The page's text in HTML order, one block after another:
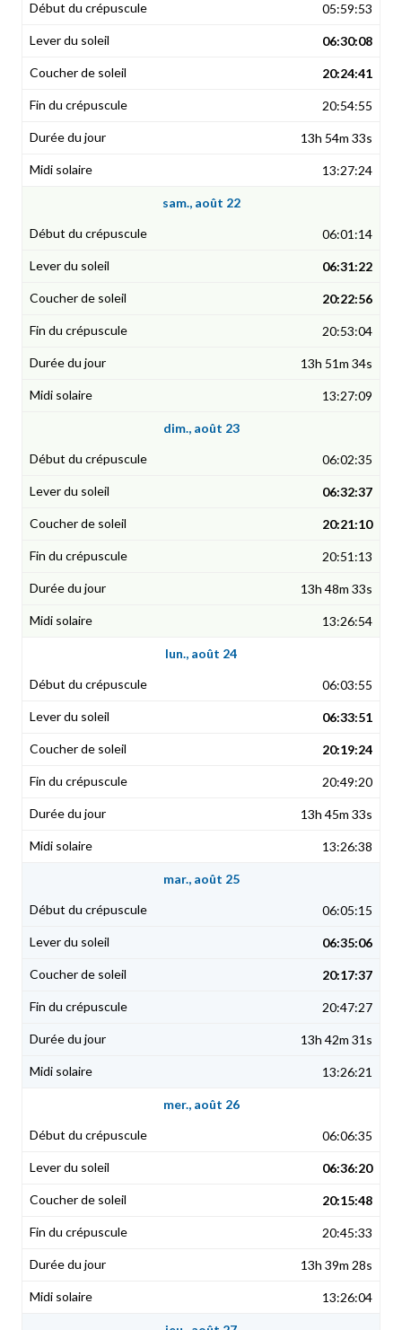
05:59:53
06:30:08
20:24:41
20:54:55
13h 54m 33s
13:27:24
sam., août 22
06:01:14
06:31:22
20:22:56
20:53:04
13h 51m 34s
13:27:09
dim., août 23
06:02:35
06:32:37
20:21:10
20:51:13
13h 48m 33s
13:26:54
lun., août 24
06:03:55
06:33:51
20:19:24
20:49:20
13h 45m 33s
13:26:38
mar., août 25
06:05:15
06:35:06
20:17:37
20:47:27
13h 42m 31s
13:26:21
mer., août 26
06:06:35
06:36:20
20:15:48
20:45:33
13h 39m 28s
13:26:04